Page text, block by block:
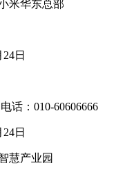
米华东总部
日
话：010-60606666
日
慧产业园